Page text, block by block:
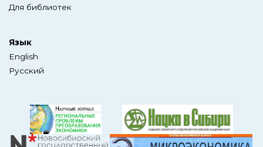
Для библиотек
Язык
English
Русский